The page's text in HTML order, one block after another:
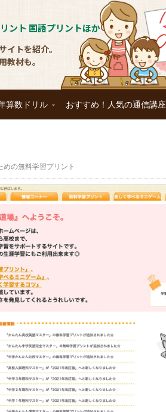
ント 国語プリントほか
トを紹介。
材も。
算数ドリル おすすめ！人気の通信講座
の無料学習プリント